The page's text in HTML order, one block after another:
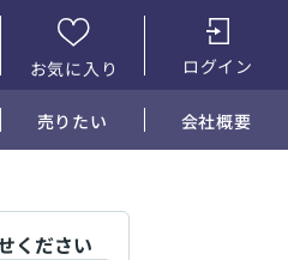
お気に入り ログイン
売りたい 会社概要
ください